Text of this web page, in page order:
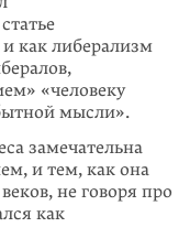
как либерализм
«человеку
мысли».
замечательна
и тем, как она
не говоря про
как